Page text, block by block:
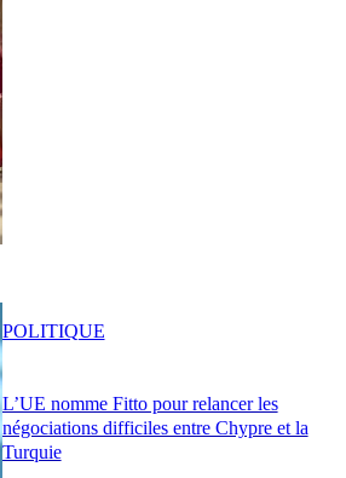
L’UE nomme Fitto pour relancer les
négociations difficiles entre Chypre et la
Turquie
POLITIQUE